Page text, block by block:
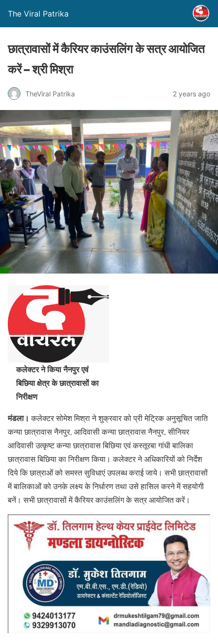
The Viral Patrika
छात्रावासों में कैरियर काउंसलिंग के सत्र आयोजित
करें – श्री मिश्रा
TheViral Patrika 2 years ago
कलेक्टर ने किया नैनपुर एवं
बिछिया क्षेत्र के छात्रावासों का
निरीक्षण
मंडला। कलेक्टर सोमेश मिश्रा ने शुक्रवार को प्री मेट्रिक अनुसूचित जाति
कन्या छात्रावास नैनपुर, आदिवासी कन्या छात्रावास नैनपुर, सीनियर
आदिवासी उत्कृष्ट कन्या छात्रावास बिछिया एवं कस्तूरबा गांधी बालिका
छात्रावास बिछिया का निरीक्षण किया। कलेक्टर ने अधिकारियों को निर्देश
दिये कि छात्राओं को समस्त सुविधाएं उपलब्ध कराई जाये। सभी छात्रावासों
में बालिकाओं को उनके लक्ष्य के निर्धारण तथा उसे हासिल करने में सहयोगी
बनें। सभी छात्रावासों में कैरियर काउंसलिंग के सत्र आयोजित करें।